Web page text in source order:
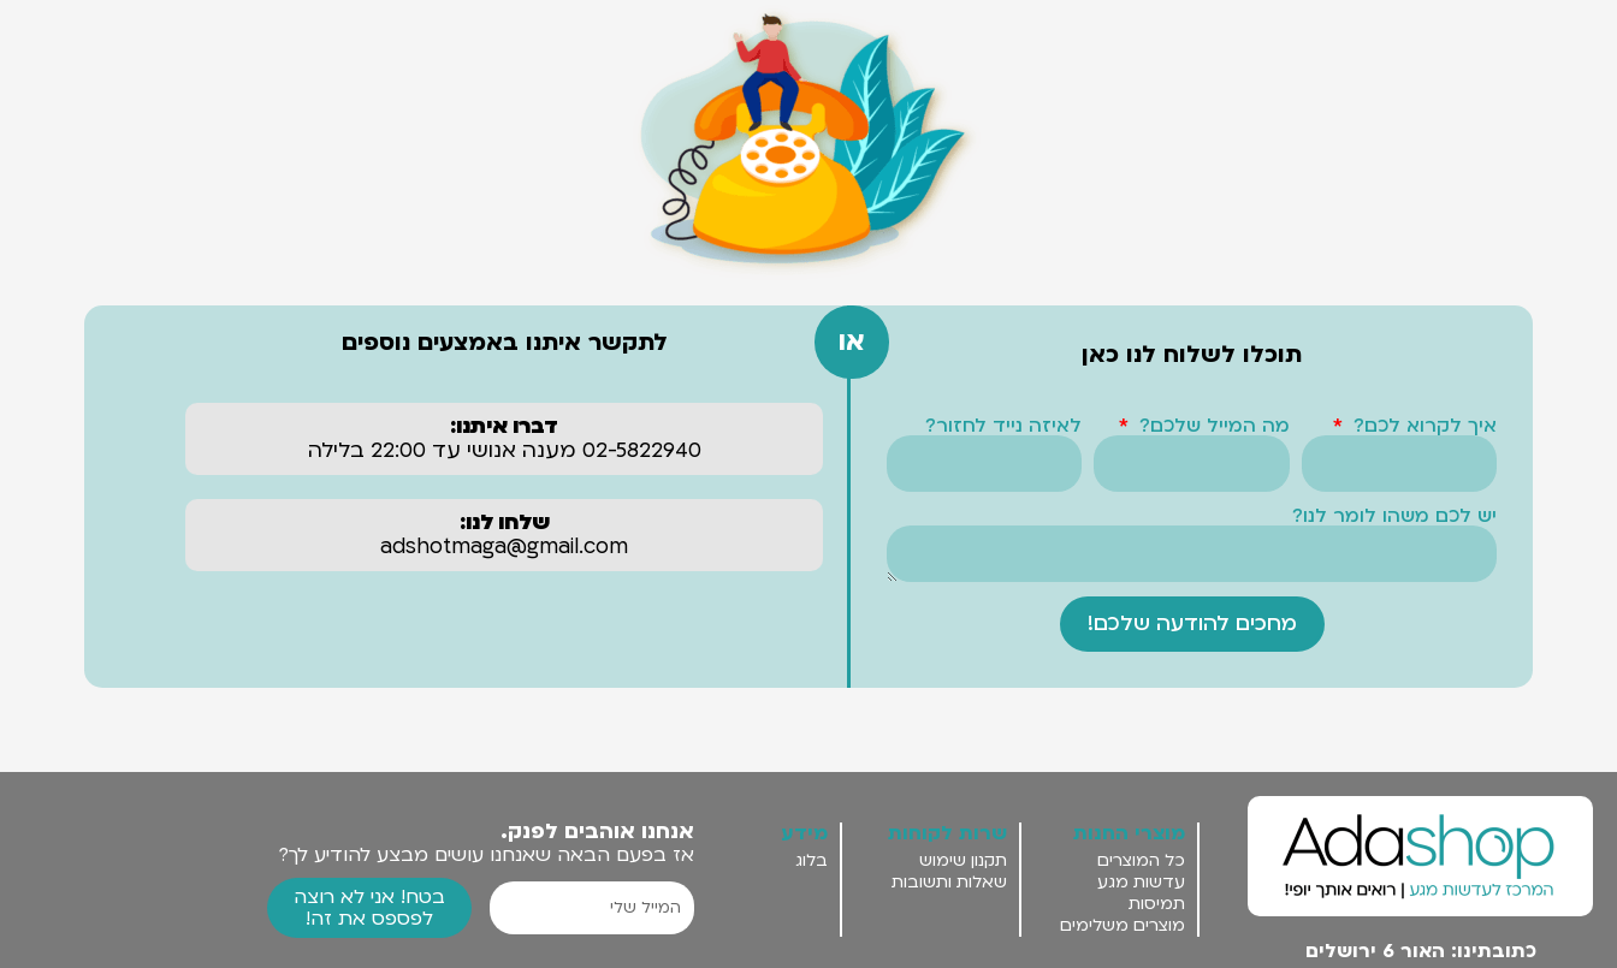
תוכלו לשלוח לנו כאן
איך לקרוא לכם? מה המייל שלכם? לאיזה נייד לחזור?
יש לכם משהו לומר לנו?
מחכים להודעה שלכם!
או לתקשר איתנו באמצעים נוספים
דברו איתנו:
02-5822940 מענה אנושי עד 22:00 בלילה‬‏
שלחו לנו:
‪adshotmaga@gmail.com‬‏
כתובתינו: האור 6 ירושלים
מוצרי החנות
כל המוצרים
עדשות מגע
תמיסות
מוצרים משלימים
שרות לקוחות
תקנון שימוש
שאלות ותשובות
מידע
בלוג
אנחנו אוהבים לפנק.
אז בפעם הבאה שאנחנו עושים מבצע להודיע לך?
בטח! אני לא רוצה
לפספס את זה!